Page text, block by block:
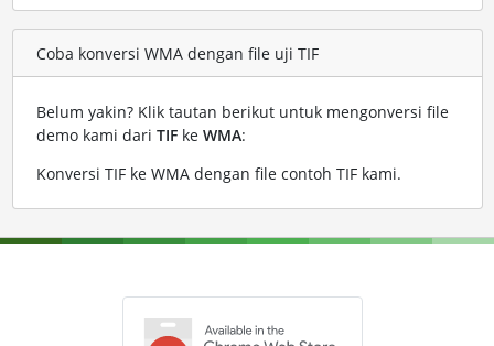
Coba konversi WMA dengan file uji TIF
Belum yakin? Klik tautan berikut untuk mengonversi file
demo kami dari TIFke WMA:
Konversi TIF ke WMA dengan file contoh TIF kami.